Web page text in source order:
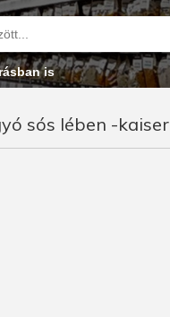
is
sós lében -kaiser